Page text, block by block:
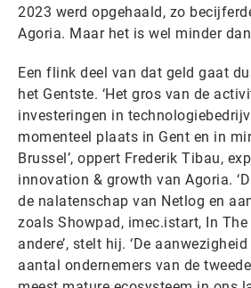
2023 werd opgehaald, zo
Agoria. Maar het is wel minder
Een flink deel van dat geld gaat
het Gentste. ‘Het gros van de
investeringen in
momenteel plaats in Gent en in
Brussel’, oppert Frederik Tibau,
innovation & growth van Agoria.
de nalatenschap van Netlog en
zoals Showpad, imec.istart, In The
andere’, stelt hij. ‘De
aantal ondernemers van de